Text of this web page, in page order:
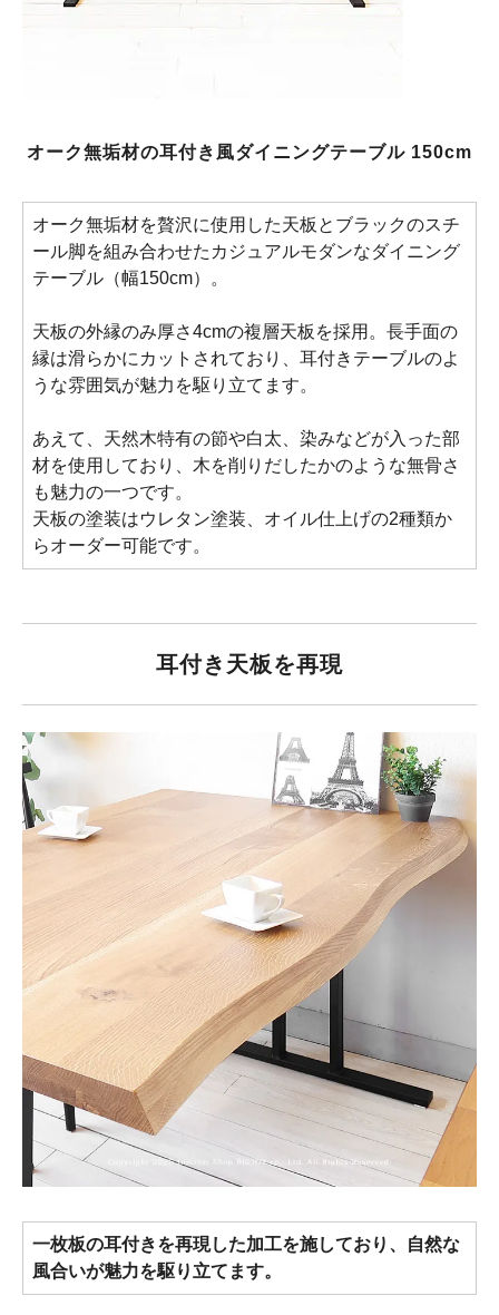
オーク無垢材の耳付き風ダイニングテーブル 150cm
オーク無垢材を贅沢に使用した天板とブラックのスチ
ール脚を組み合わせたカジュアルモダンなダイニング
テーブル（幅150cm）。
天板の外縁のみ厚さ4cmの複層天板を採用。長手面の
縁は滑らかにカットされており、耳付きテーブルのよ
うな雰囲気が魅力を駆り立てます。
あえて、天然木特有の節や白太、染みなどが入った部
材を使用しており、木を削りだしたかのような無骨さ
も魅力の一つです。
天板の塗装はウレタン塗装、オイル仕上げの2種類か
らオーダー可能です。
耳付き天板を再現
一枚板の耳付きを再現した加工を施しており、自然な
風合いが魅力を駆り立てます。